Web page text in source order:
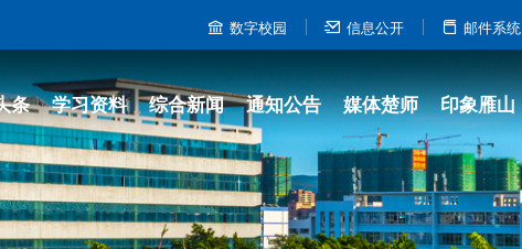
数字校园 信息公开 邮件系统
条 学习资料 综合新闻 通知公告 媒体楚师 印象雁山